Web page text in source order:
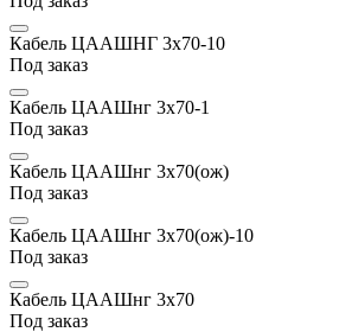
Кабель ЦААШНГ 3х70-10
Под заказ
Кабель ЦААШнг 3х70-1
Под заказ
Кабель ЦААШнг 3х70(ож)
Под заказ
Кабель ЦААШнг 3х70(ож)-10
Под заказ
Кабель ЦААШнг 3х70
Под заказ